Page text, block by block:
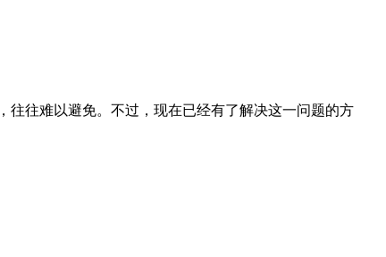
，往往难以避免。不过，现在已经有了解决这一问题的方